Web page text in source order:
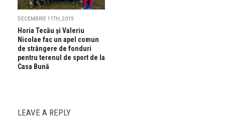
DECEMBRIE 11TH, 2019
Horia Tecău și Valeriu
Nicolae fac un apel comun
de strângere de fonduri
pentru terenul de sport de la
Casa Bună
LEAVE A REPLY